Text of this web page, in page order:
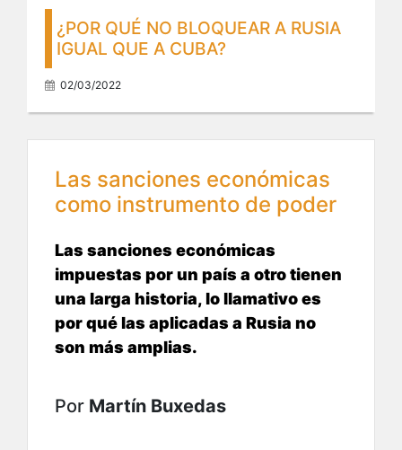
¿POR QUÉ NO BLOQUEAR A RUSIA
IGUAL QUE A CUBA?
02/03/2022
Las sanciones económicas
como instrumento de poder
Las sanciones económicas
impuestas por un país a otro tienen
una larga historia, lo llamativo es
por qué las aplicadas a Rusia no
son más amplias.
Por Martín Buxedas